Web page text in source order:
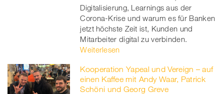
Digitalisierung, Learnings aus der
Corona-Krise und warum es für Banken
jetzt höchste Zeit ist, Kunden und
Mitarbeiter digital zu verbinden.
Weiterlesen
Kooperation Yapeal und Vereign – auf
einen Kaffee mit Andy Waar, Patrick
Schöni und Georg Greve